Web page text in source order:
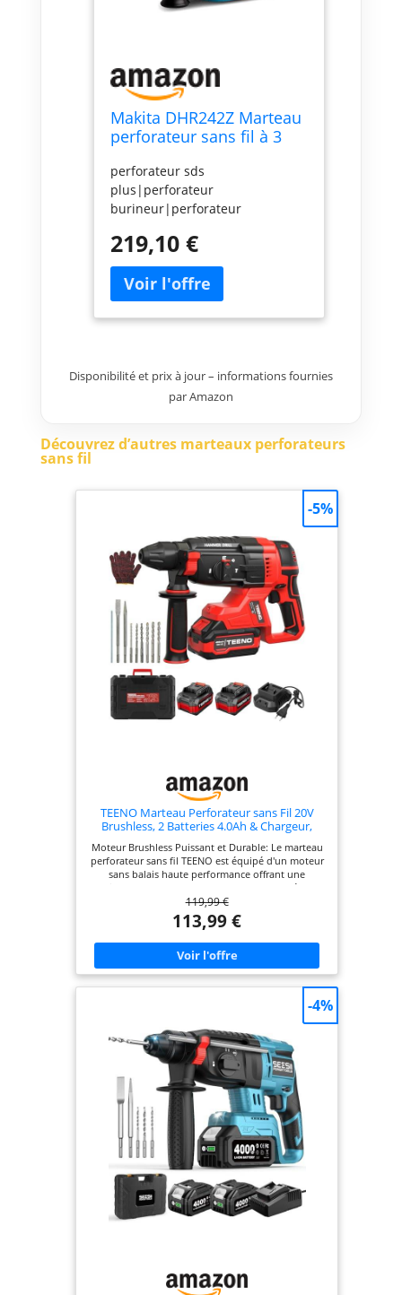
Makita DHR242Z Marteau
perforateur sans fil à 3
perforateur sds
plus|perforateur
burineur|perforateur
cher|perforateur
makita|perforateur sans
fil|marteau perforateur|achat
perforateur|perforateur 18
V|perforateur sur
maçonnerie|DHR242Z|DHR242
219,10 €
Disponibilité et prix à jour – informations fournies
par Amazon
Découvrez d’autres marteaux perforateurs
sans fil
TEENO Marteau Perforateur sans Fil 20V
Brushless, 2 Batteries 4.0Ah & Chargeur,
Antivibration, Perforateur Burineur avec 8
Accessoires et Coffret
Moteur Brushless Puissant et Durable: Le marteau
perforateur sans fil TEENO est équipé d'un moteur
sans balais haute performance offrant une
puissance stable de 2.6J et une longue durée de
vie. Avec une vitesse de 0-1500 tr/min et 4850 BPM,
il garantit un perçage rapide et efficace sur béton,
brique, bois et métal Batteries 2x4.0Ah et Chargeur
Rapide Inclus: Livré avec deux batteries lithium-ion
4.0Ah 20V et un chargeur rapide, pour une
autonomie prolongée et un travail sans
interruption. L'indicateur LED de batterie vous
pour les chantiers extérieurs Système SDS-PLUS et
Changement Rapide des Forets: Le mandrin SDS-
PLUS permet un changement d'accessoires rapide
et sécurisé sans outil. Compatible avec la majorité
des forets et burins SDS-PLUS du marché pour le
perçage, le burinage et le vissage sur divers
matériaux de construction Confort et Sécurité
Améliorés: Doté d'un design antivibration et d'une
poignée ergonomique, ce perforateur réduit
efficacement la fatigue et protège vos poignets.
L'embrayage de sécurité arrête automatiquement
l'appareil en cas de surcharge pour une utilisation
plus sûre Kit Complet avec LED et Coffret: Équipé
d'un éclairage LED pour les zones sombres et livré
avec tous les accessoires nécessaires : 6 forets SDS
(6/8/10/12x150mm), 2 burins, une poignée latérale,
une jauge de profondeur, une paire de gants et un
119,99 €
113,99 €
-5%
-4%